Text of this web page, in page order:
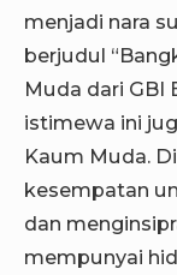
menjadi nara
berjudul
Muda dari GBI
istimewa ini
Kaum Muda.
kesempatan
dan
mempunyai